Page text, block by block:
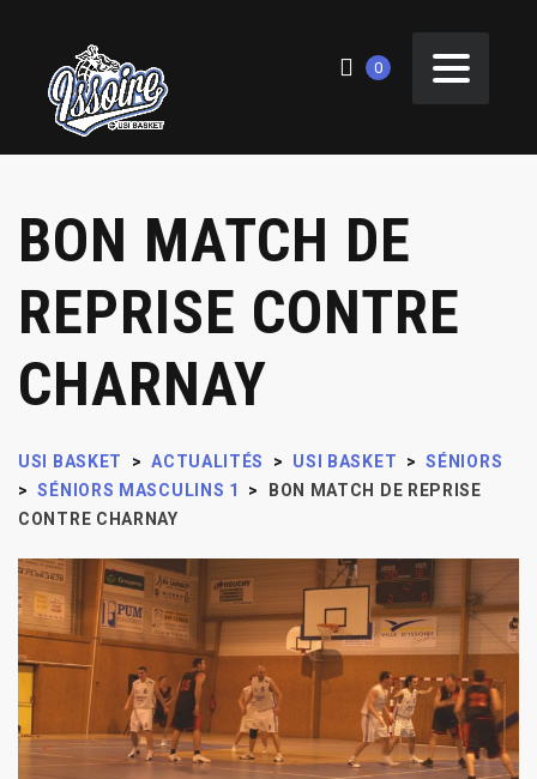
0
BON MATCH DE
REPRISE CONTRE
CHARNAY
USI BASKET > ACTUALITÉS > USI BASKET > SÉNIORS
> SÉNIORS MASCULINS 1 >
BON MATCH DE REPRISE
CONTRE CHARNAY